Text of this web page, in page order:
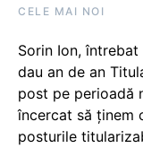
CELE MAI NOI
Sorin Ion,
dau an de an
post pe perioadă
încercat să ținem
posturile